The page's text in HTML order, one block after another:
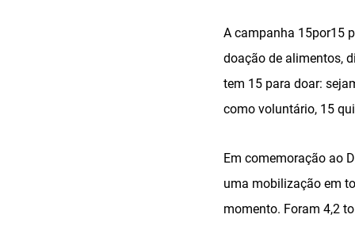
A campanha 15por15
doação de alimentos,
tem 15 para doar:
como voluntário, 15
Em comemoração ao
uma mobilização em
momento. Foram 4,2